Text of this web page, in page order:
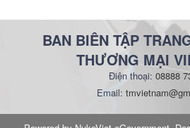
BAN BIÊN TẬP
THƯƠNG MẠI
Điện thoại: 08888
Email: